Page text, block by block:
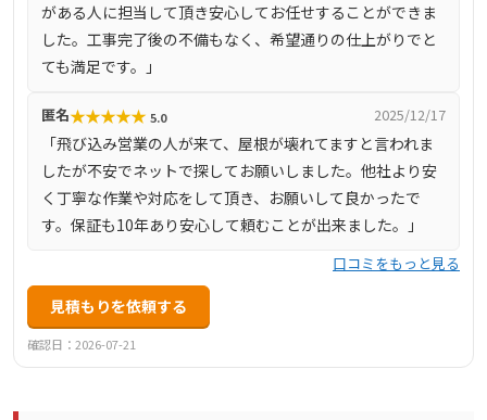
がある人に担当して頂き安心してお任せすることができま
した。工事完了後の不備もなく、希望通りの仕上がりでと
ても満足です。」
匿名★★★★★ 5.0 2025/12/17
「飛び込み営業の人が来て、屋根が壊れてますと言われま
したが不安でネットで探してお願いしました。他社より安
く丁寧な作業や対応をして頂き、お願いして良かったで
す。保証も10年あり安心して頼むことが出来ました。」
口コミをもっと見る
見積もりを依頼する
確認日：2026-07-21